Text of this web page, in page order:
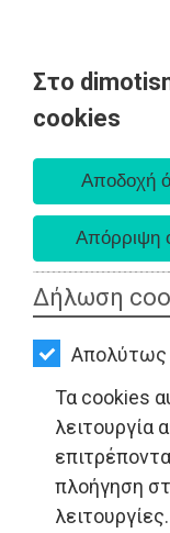
Στο
cookies
Δήλωση
Απολύτως
Τα cookies
λειτουργία
πλοήγηση
AΡΧΙΚΗ
ΕΙΔΗΣΕΙΣ
ΠΟΛΙΤΙΚΗ
ΤΟΠΙΚΗ
ΟΙΚΟΝΟΜΙΑ
ΣΠΙΤΙ-
ΚΗΠΟΣ
ΤΟΠΙΚΗ